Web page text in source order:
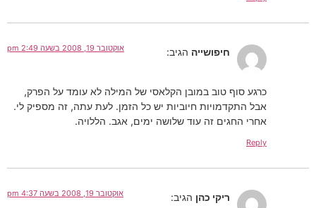
חיפושייה הגיב: אוקטובר 19, 2008 בשעה 2:49 pm
כרגע סוף טוב במובן הקלאסי של המילה לא עומד על הפרק,
אבל התקדמויות חיוביות יש כל הזמן. לעת עתה, זה מספיק לי.
אחרי החגים זה עוד שלושה ימים, אגב. הללויה.
Reply
ריקי כהן הגיב: אוקטובר 19, 2008 בשעה 4:37 pm